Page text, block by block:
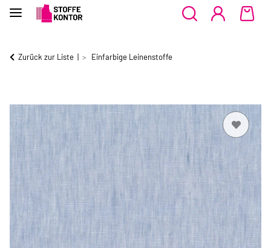
Zurück zur Liste Einfarbige Leinenstoffe